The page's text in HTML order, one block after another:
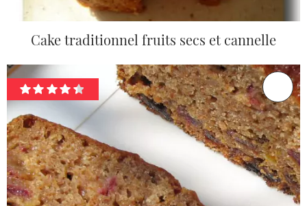
Cake traditionnel fruits secs et cannelle